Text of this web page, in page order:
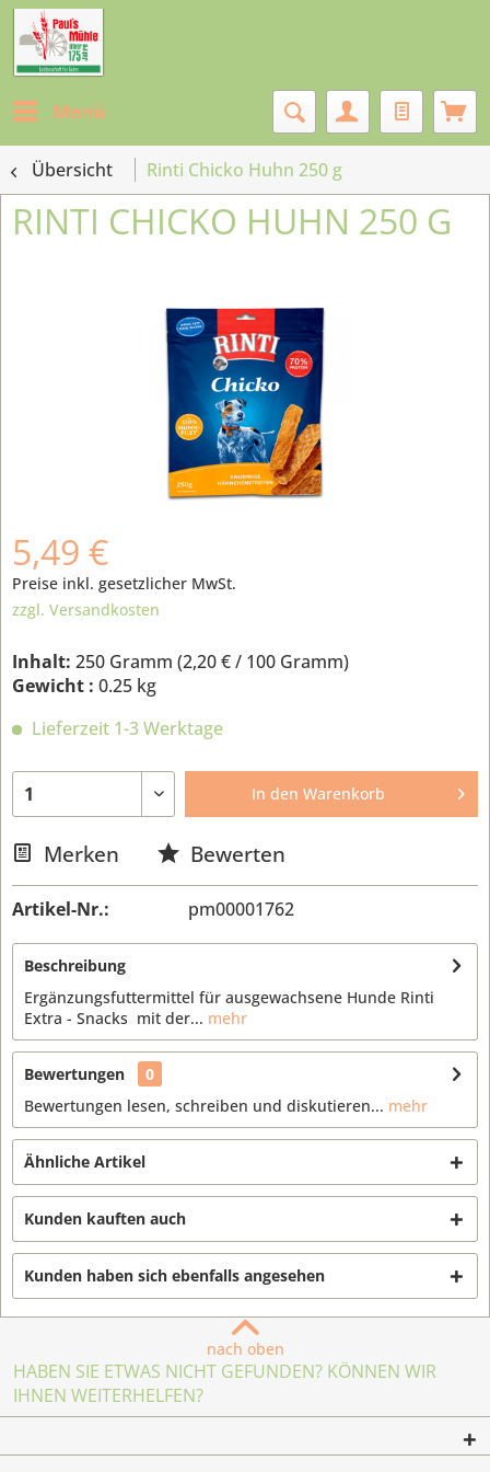
Menü
Übersicht Rinti Chicko Huhn 250 g
RINTI CHICKO HUHN 250 G
5,49 €
Preise inkl. gesetzlicher MwSt.
zzgl. Versandkosten
Inhalt: 250 Gramm (2,20 €/ 100 Gramm)
Gewicht : 0.25 kg
Lieferzeit 1-3 Werktage
In den Warenkorb
Merken Bewerten
Artikel-Nr.: pm00001762
Beschreibung
Ergänzungsfuttermittel für ausgewachsene Hunde Rinti
Extra - Snacks mit der... mehr
Bewertungen
0
Bewertungen lesen, schreiben und diskutieren... mehr
Ähnliche Artikel
Kunden kauften auch
Kunden haben sich ebenfalls angesehen
nach oben
HABEN SIE ETWAS NICHT GEFUNDEN? KÖNNEN WIR
IHNEN WEITERHELFEN?